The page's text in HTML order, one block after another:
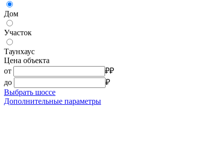
Дом
Участок
Таунхаус
Цена объекта
от
₽₽
до
₽
Выбрать шоссе
Дополнительные параметры